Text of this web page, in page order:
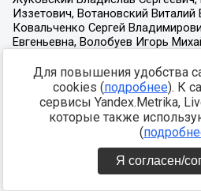
Для повышения удобства
cookies (подробнее). К
сервисы Yandex.Metrika,
которые также
(
Я согласен/